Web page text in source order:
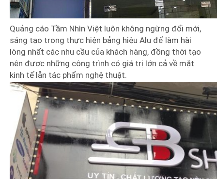
Quảng cáo Tầm Nhìn Việt luôn không ngừng đổi mới,
sáng tạo trong thực hiện bảng hiệu Alu để làm hài
lòng nhất các nhu cầu của khách hàng, đồng thời tạo
nên được những công trình có giá trị lớn cả về mặt
kinh tế lẫn tác phẩm nghệ thuật.